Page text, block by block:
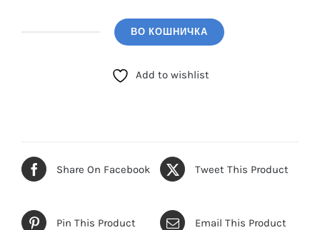
(JUBЕ03134JWYGEMTU)
ВО КОШНИЧКА
Add to wishlist
Share On Facebook Tweet This Product
Pin This Product Email This Product